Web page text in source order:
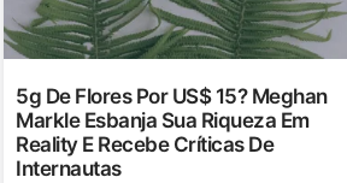
5g De Flores Por US$ 15? Meghan
Markle Esbanja Sua Riqueza Em
Reality E Recebe Críticas De
Internautas